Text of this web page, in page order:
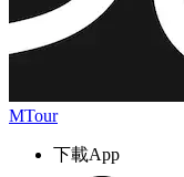
MTour
下載App